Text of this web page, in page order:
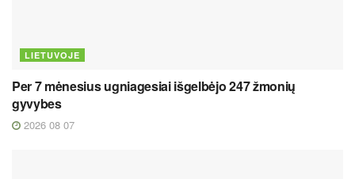
LIETUVOJE
Per 7 mėnesius ugniagesiai išgelbėjo 247 žmonių
gyvybes
2026 08 07